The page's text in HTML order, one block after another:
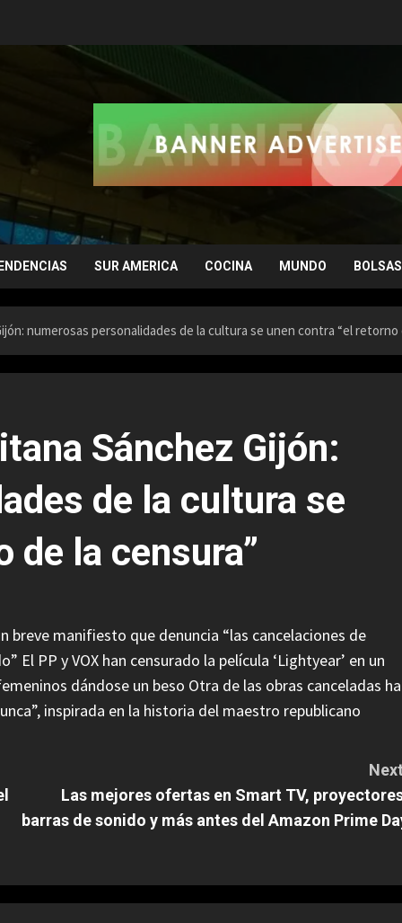
SUR AMERICA COCINA MUNDO
numerosas personalidades de la cultura se unen contra “el retorno
Sánchez Gijón:
de la cultura se
de la censura”
manifiesto que denuncia “las cancelaciones de
PP y VOX han censurado la película ‘Lightyear’ en un
dándose un beso Otra de las obras canceladas ha
inspirada en la historia del maestro republicano
Las mejores ofertas en Smart TV,
barras de sonido y más antes del Amazon Prime